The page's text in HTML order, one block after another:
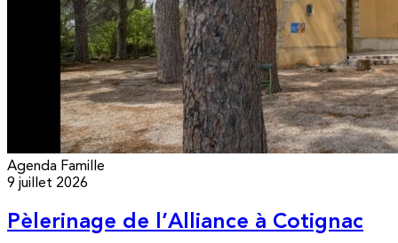
Agenda Famille
9 juillet 2026
Pèlerinage de l’Alliance à Cotignac